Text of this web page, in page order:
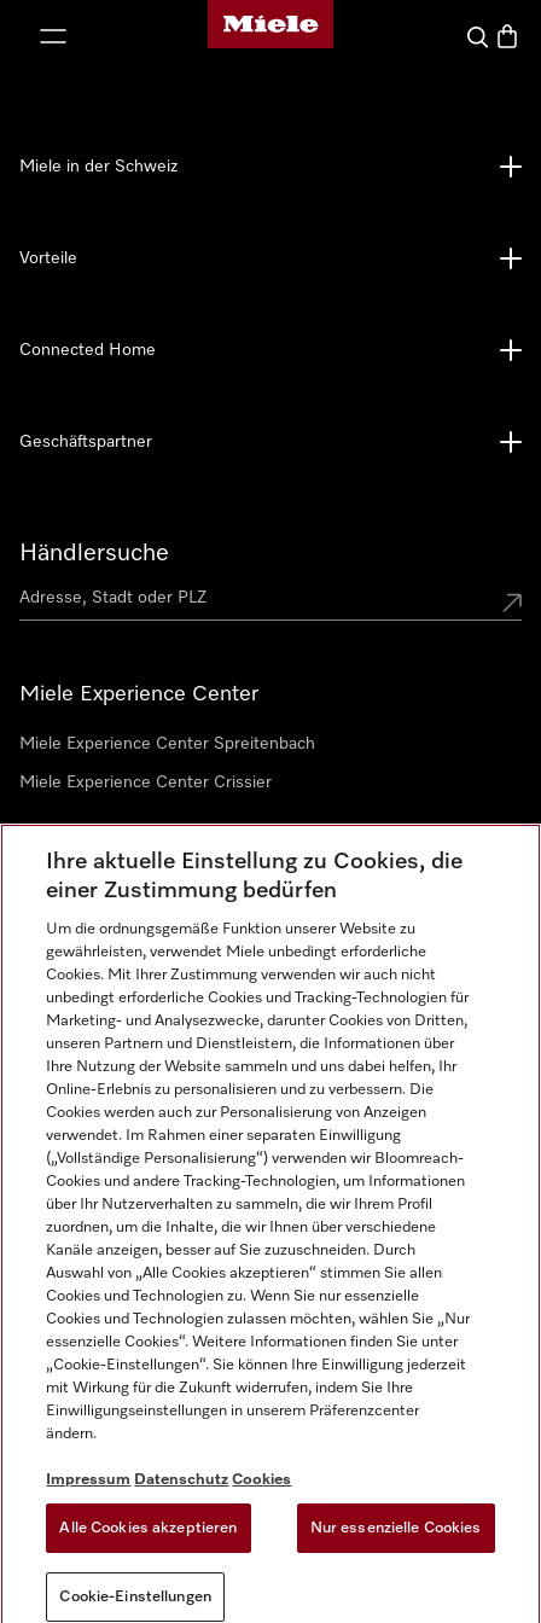
Miele-Homepage
Suche
Händlersuche
Miele Experience Center
Miele Experience Center Spreitenbach
Miele Experience Center Crissier
Newsletter
Sprache
DEUTSCH
Miele in der Schweiz
Vorteile
Connected Home
Geschäftspartner
Impressum
Datenschutz
Cookie-Einstellungen
Miele auf YoutubeMiele auf Instagram
Miele auf Facebook
Miele auf LinkedInMiele auf LinkedIn
Ihre aktuelle Einstellung zu Cookies, die
einer Zustimmung bedürfen
Um die ordnungsgemäße Funktion unserer Website zu
gewährleisten, verwendet Miele unbedingt erforderliche
Cookies. Mit Ihrer Zustimmung verwenden wir auch nicht
unbedingt erforderliche Cookies und Tracking-Technologien für
Marketing- und Analysezwecke, darunter Cookies von Dritten,
unseren Partnern und Dienstleistern, die Informationen über
Ihre Nutzung der Website sammeln und uns dabei helfen, Ihr
Online-Erlebnis zu personalisieren und zu verbessern. Die
Cookies werden auch zur Personalisierung von Anzeigen
verwendet. Im Rahmen einer separaten Einwilligung
(„Vollständige Personalisierung“) verwenden wir Bloomreach-
Cookies und andere Tracking-Technologien, um Informationen
über Ihr Nutzerverhalten zu sammeln, die wir Ihrem Profil
zuordnen, um die Inhalte, die wir Ihnen über verschiedene
Kanäle anzeigen, besser auf Sie zuzuschneiden. Durch
Auswahl von „Alle Cookies akzeptieren“ stimmen Sie allen
Cookies und Technologien zu. Wenn Sie nur essenzielle
Cookies und Technologien zulassen möchten, wählen Sie „Nur
essenzielle Cookies“. Weitere Informationen finden Sie unter
„Cookie-Einstellungen“. Sie können Ihre Einwilligung jederzeit
mit Wirkung für die Zukunft widerrufen, indem Sie Ihre
Einwilligungseinstellungen in unserem Präferenzcenter
ändern.
Impressum Datenschutz Cookies
Alle Cookies akzeptieren Nur essenzielle Cookies
Cookie-Einstellungen